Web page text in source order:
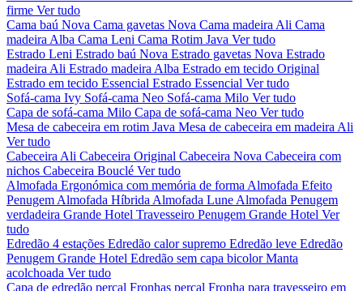
firme Ver tudo
Cama baú Nova Cama gavetas Nova Cama madeira Ali Cama
madeira Alba Cama Leni Cama Rotim Java Ver tudo
Estrado Leni Estrado baú Nova Estrado gavetas Nova Estrado
madeira Ali Estrado madeira Alba Estrado em tecido Original
Estrado em tecido Essencial Estrado Essencial Ver tudo
Sofá-cama Ivy Sofá-cama Neo Sofá-cama Milo Ver tudo
Capa de sofá-cama Milo Capa de sofá-cama Neo Ver tudo
Mesa de cabeceira em rotim Java Mesa de cabeceira em madeira Ali
Ver tudo
Cabeceira Ali Cabeceira Original Cabeceira Nova Cabeceira com
nichos Cabeceira Bouclé Ver tudo
Almofada Ergonómica com memória de forma Almofada Efeito
Penugem Almofada Híbrida Almofada Lune Almofada Penugem
verdadeira Grande Hotel Travesseiro Penugem Grande Hotel Ver
tudo
Edredão 4 estações Edredão calor supremo Edredão leve Edredão
Penugem Grande Hotel Edredão sem capa bicolorManta
acolchoada Ver tudo
Capa de edredão percal Fronhas percal Fronha para travesseiro em